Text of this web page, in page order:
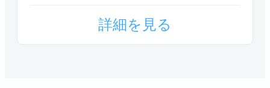
詳細を見る